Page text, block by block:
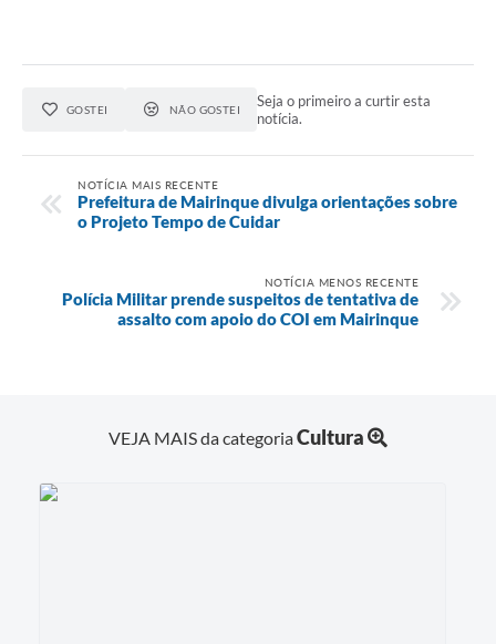
GOSTEI NÃO GOSTEI
Seja o primeiro a curtir esta
notícia.
NOTÍCIA MAIS RECENTE
Prefeitura de Mairinque divulga orientações sobre
o Projeto Tempo de Cuidar
NOTÍCIA MENOS RECENTE
Polícia Militar prende suspeitos de tentativa de
assalto com apoio do COI em Mairinque
VEJA MAIS da categoriaCultura